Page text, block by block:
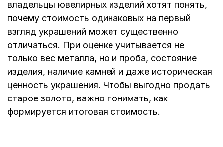
владельцы ювелирных изделий хотят понять,
почему стоимость одинаковых на первый
взгляд украшений может существенно
отличаться. При оценке учитывается не
только вес металла, но и проба, состояние
изделия, наличие камней и даже историческая
ценность украшения. Чтобы выгодно продать
старое золото, важно понимать, как
формируется итоговая стоимость.